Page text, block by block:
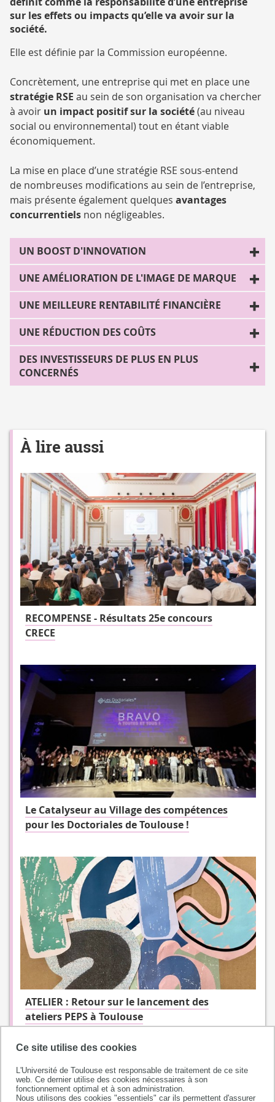
Ce site utilise des cookies
L'Université de Toulouse est responsable de traitement de ce site
web. Ce dernier utilise des cookies nécessaires à son
fonctionnement optimal et à son administration.
Nous utilisons des cookies "essentiels" car ils permettent d'assurer
sur les effets ou impacts qu’elle va avoir sur la
société.
Elle est définie par la Commission européenne.
Concrètement, une entreprise qui met en place une
stratégie RSE au sein de son organisation va chercher
à avoir un impact positif sur la société(au niveau
social ou environnemental) tout en étant viable
économiquement.
La mise en place d’une stratégie RSE sous-entend
de nombreuses modifications au sein de l’entreprise,
mais présente également quelques avantages
concurrentiels non négligeables.
UN BOOST D'INNOVATION
UNE AMÉLIORATION DE L'IMAGE DE MARQUE
UNE MEILLEURE RENTABILITÉ FINANCIÈRE
UNE RÉDUCTION DES COÛTS
DES INVESTISSEURS DE PLUS EN PLUS
CONCERNÉS
À lire aussi
RECOMPENSE - Résultats 25e concours
CRECE
Le Catalyseur au Village des compétences
pour les Doctoriales de Toulouse !
ATELIER : Retour sur le lancement des
ateliers PEPS à Toulouse